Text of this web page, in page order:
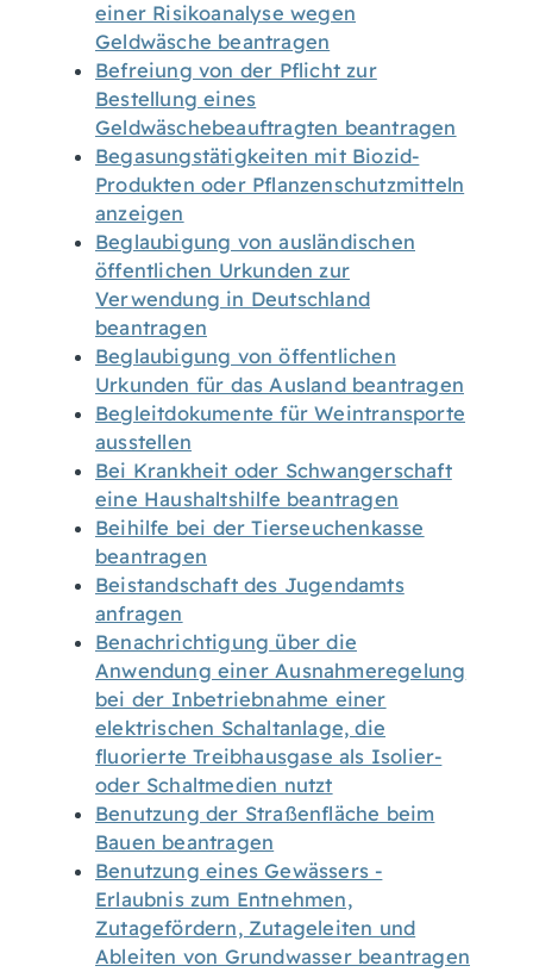
einer Risikoanalyse wegen
Geldwäsche beantragen
Befreiung von der Pflicht zur
Bestellung eines
Geldwäschebeauftragten beantragen
Begasungstätigkeiten mit Biozid-
Produkten oder Pflanzenschutzmitteln
anzeigen
Beglaubigung von ausländischen
öffentlichen Urkunden zur
Verwendung in Deutschland
beantragen
Beglaubigung von öffentlichen
Urkunden für das Ausland beantragen
Begleitdokumente für Weintransporte
ausstellen
Bei Krankheit oder Schwangerschaft
eine Haushaltshilfe beantragen
Beihilfe bei der Tierseuchenkasse
beantragen
Beistandschaft des Jugendamts
anfragen
Benachrichtigung über die
Anwendung einer Ausnahmeregelung
bei der Inbetriebnahme einer
elektrischen Schaltanlage, die
fluorierte Treibhausgase als Isolier-
oder Schaltmedien nutzt
Benutzung der Straßenfläche beim
Bauen beantragen
Benutzung eines Gewässers -
Erlaubnis zum Entnehmen,
Zutagefördern, Zutageleiten und
Ableiten von Grundwasser beantragen